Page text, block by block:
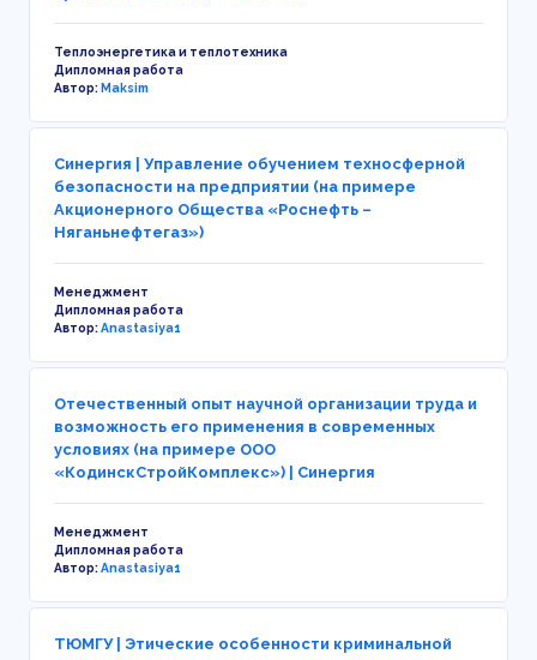
Теплоэнергетика и теплотехника
Дипломная работа
Автор:Maksim
Синергия | Управление обучением техносферной
безопасности на предприятии (на примере
Акционерного Общества «Роснефть –
Няганьнефтегаз»)
Менеджмент
Дипломная работа
Автор:Anastasiya1
Отечественный опыт научной организации труда и
возможность его применения в современных
условиях (на примере ООО
«КодинскСтройКомплекс») | Синергия
Менеджмент
Дипломная работа
Автор:Anastasiya1
ТЮМГУ | Этические особенности криминальной